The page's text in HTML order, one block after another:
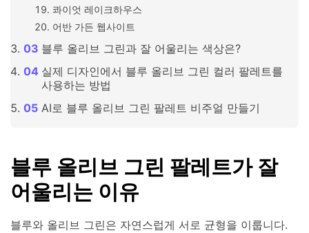
콰이엇 레이크하우스
어반 가든 웹사이트
블루 올리브 그린과 잘 어울리는 색상은?
실제 디자인에서 블루 올리브 그린 컬러 팔레트를
사용하는 방법
AI로 블루 올리브 그린 팔레트 비주얼 만들기
블루 올리브 그린 팔레트가 잘
어울리는 이유
블루와 올리브 그린은 자연스럽게 서로 균형을 이룹니다.